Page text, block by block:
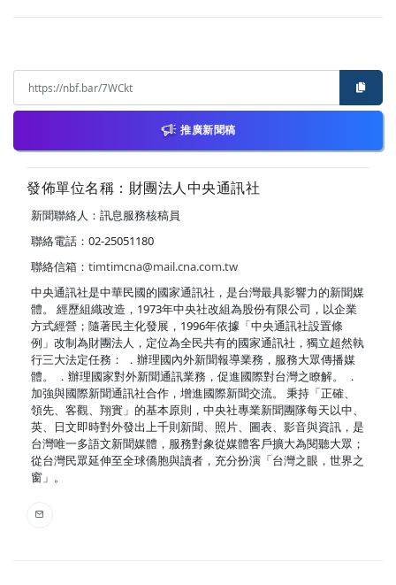
推廣新聞稿
發佈單位名稱：財團法人中央通訊社
新聞聯絡人：訊息服務核稿員
聯絡電話：02-25051180
聯絡信箱： timtimcna@mail.cna.com.tw
中央通訊社是中華民國的國家通訊社，是台灣最具影響力的新聞媒
體。 經歷組織改造，1973年中央社改組為股份有限公司，以企業
方式經營；隨著民主化發展，1996年依據「中央通訊社設置條
例」改制為財團法人，定位為全民共有的國家通訊社，獨立超然執
行三大法定任務： ．辦理國內外新聞報導業務，服務大眾傳播媒
體。 ．辦理國家對外新聞通訊業務，促進國際對台灣之瞭解。 ．
加強與國際新聞通訊社合作，增進國際新聞交流。 秉持「正確、
領先、客觀、翔實」的基本原則，中央社專業新聞團隊每天以中、
英、日文即時對外發出上千則新聞、照片、圖表、影音與資訊，是
台灣唯一多語文新聞媒體，服務對象從媒體客戶擴大為閱聽大眾；
從台灣民眾延伸至全球僑胞與讀者，充分扮演「台灣之眼，世界之
窗」。